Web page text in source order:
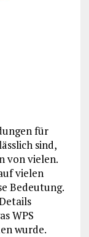
für
sind,
von vielen.
vielen
Bedeutung.
WPS
wurde.